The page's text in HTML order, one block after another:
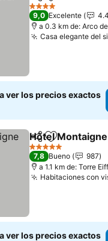
4 Estrellas
9,0 Excelente
a 0.3 km de: Arco
Casa elegante del
ver los precios exactos
CompartirAgregar a
Hôtel Montaigne
5 Estrellas
7,8 Bueno
987
a 1.1 km de: Torre
Habitaciones con
ver los precios exactos